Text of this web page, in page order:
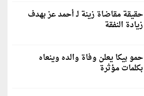
حقيقة مقاضاة زينة لـ أحمد عز بهدف
زيادة النفقة
حمو بيكا يعلن وفاة والده وينعاه
بكلمات مؤثرة